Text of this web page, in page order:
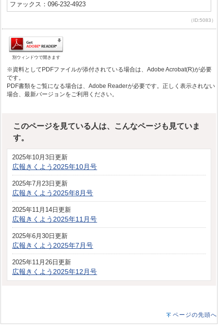
ファックス：096-232-4923
（ID:5083）
別ウィンドウで開きます
※資料としてPDFファイルが添付されている場合は、Adobe Acrobat(R)が必要
です。
PDF書類をご覧になる場合は、Adobe Readerが必要です。正しく表示されない
場合、最新バージョンをご利用ください。
このページを見ている人は、こんなページも見ていま
す。
2025年10月3日更新
広報きくよう2025年10月号
2025年7月23日更新
広報きくよう2025年8月号
2025年11月14日更新
広報きくよう2025年11月号
2025年6月30日更新
広報きくよう2025年7月号
2025年11月26日更新
広報きくよう2025年12月号
ページの先頭へ